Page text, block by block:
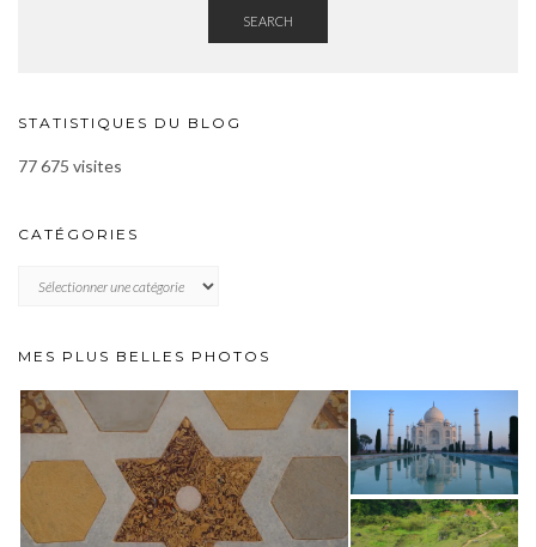
SEARCH
STATISTIQUES DU BLOG
77 675 visites
CATÉGORIES
MES PLUS BELLES PHOTOS